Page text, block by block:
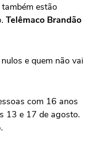
estão
Telêmaco Brandão
e quem não vai
com 16 anos
13 e 17 de agosto.